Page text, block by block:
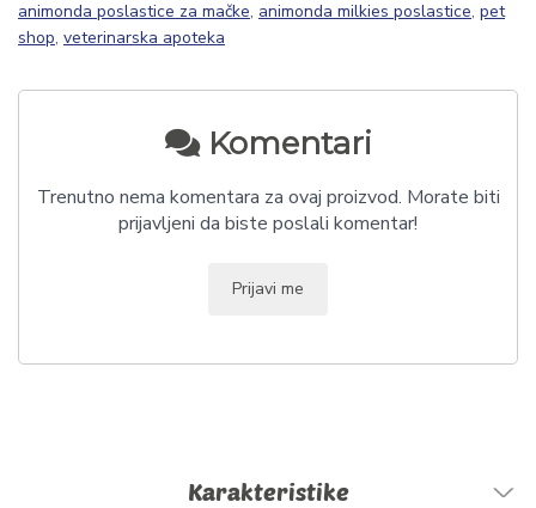
animonda poslastice za mačke, animonda milkies poslastice, pet
shop, veterinarska apoteka
Komentari
Trenutno nema komentara za ovaj proizvod. Morate biti
prijavljeni da biste poslali komentar!
Prijavi me
Karakteristike